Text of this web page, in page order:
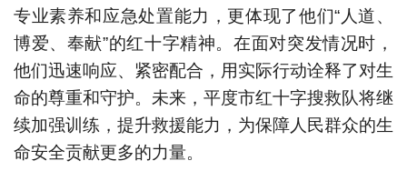
专业素养和应急处置能力，更体现了他们“人道、
博爱、奉献”的红十字精神。在面对突发情况时，
他们迅速响应、紧密配合，用实际行动诠释了对生
命的尊重和守护。未来，平度市红十字搜救队将继
续加强训练，提升救援能力，为保障人民群众的生
命安全贡献更多的力量。